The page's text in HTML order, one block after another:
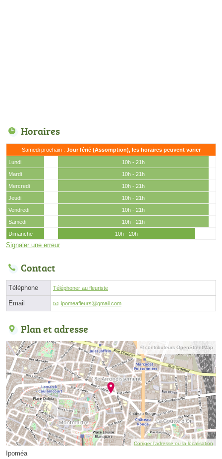
Horaires
Samedi prochain : Jour férié (Assomption), les horaires peuvent varier
Lundi
10h - 21h
Mardi
10h - 21h
Mercredi
10h - 21h
Jeudi
10h - 21h
Vendredi
10h - 21h
Samedi
10h - 21h
Dimanche
10h - 20h
Signaler une erreur
Contact
Téléphone Téléphoner au fleuriste
Email ipomeafleursⓐgmail.com
Plan et adresse
© contributeurs OpenStreetMap
Corriger l’adresse ou la localisation
Ipoméa